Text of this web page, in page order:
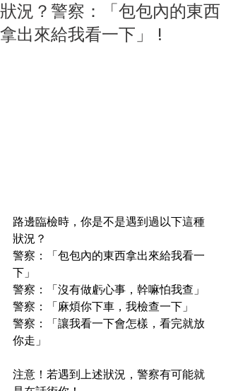
狀況？警察：「包包內的東西
拿出來給我看一下」 !
路邊臨檢時，你是不是遇到過以下這種
狀況？
警察：「包包內的東西拿出來給我看一
下」
警察：「沒有做虧心事，幹嘛怕我查」
警察：「麻煩你下車，我檢查一下」
警察：「讓我看一下會怎樣，看完就放
你走」
注意！若遇到上述狀況，警察有可能就